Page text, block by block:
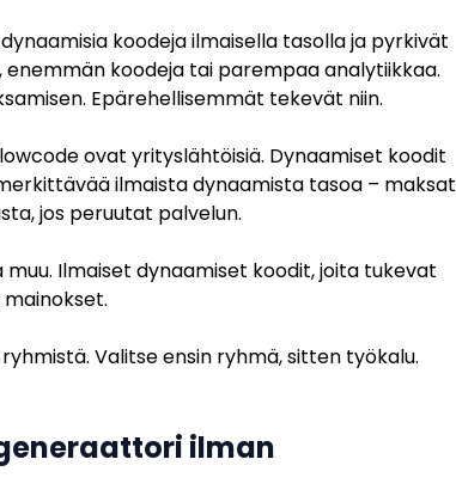
koodeja ilmaisella tasolla ja pyrkivät
koodeja tai parempaa analytiikkaa.
Epärehellisemmät tekevät niin.
ovat yrityslähtöisiä. Dynaamiset koodit
ilmaista dynaamista tasoa – maksat
jos peruutat palvelun.
muu. Ilmaiset dynaamiset koodit, joita tukevat
Valitse ensin ryhmä, sitten työkalu.
ilman